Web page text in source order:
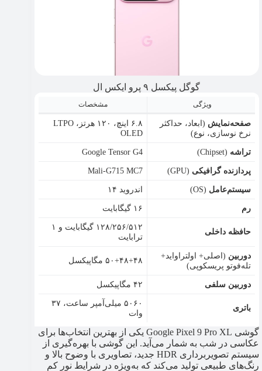
گوگل پیکسل ۹ پرو ایکس ال
ویژگی مشخصات
صفحه‌نمایش (ابعاد، حداکثر
نرخ نوسازی، نوع)
۶.۸ اینچ، ۱۲۰ هرتز، LTPO
OLED
تراشه (Chipset)
Google Tensor G4
پردازنده گرافیکی (GPU)
Mali-G715 MC7
سیستم‌عامل (OS)
اندروید ۱۴
رم
۱۶ گیگابایت
حافظه داخلی
۱۲۸/۲۵۶/۵۱۲ گیگابایت و ۱
ترابایت
دوربین (اصلی+ اولتراواید+
تله‌فوتو پریسکوپی)
۵۰+۴۸+۴۸ مگاپیکسل
دوربین سلفی ۴۲ مگاپیکسل
باتری
۵۰۶۰ میلی‌آمپر ساعت، ۳۷
وات
گوشی Google Pixel 9 Pro XL یکی از بهترین انتخاب‌ها برای
عکاسی در شب به شمار می‌آید. این گوشی با بهره‌گیری از
سیستم تصویربرداری HDR جدید، تصاویری با وضوح بالا و
رنگ‌های طبیعی تولید می‌کند که به‌ویژه در شرایط نور کم